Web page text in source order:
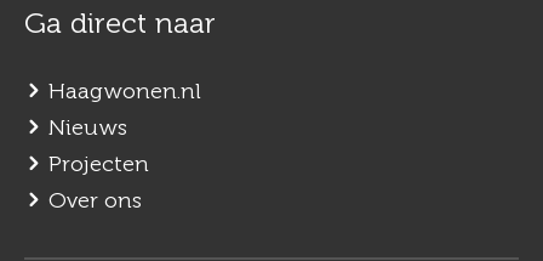
Ga direct naar
Haagwonen.nl
Nieuws
Projecten
Over ons